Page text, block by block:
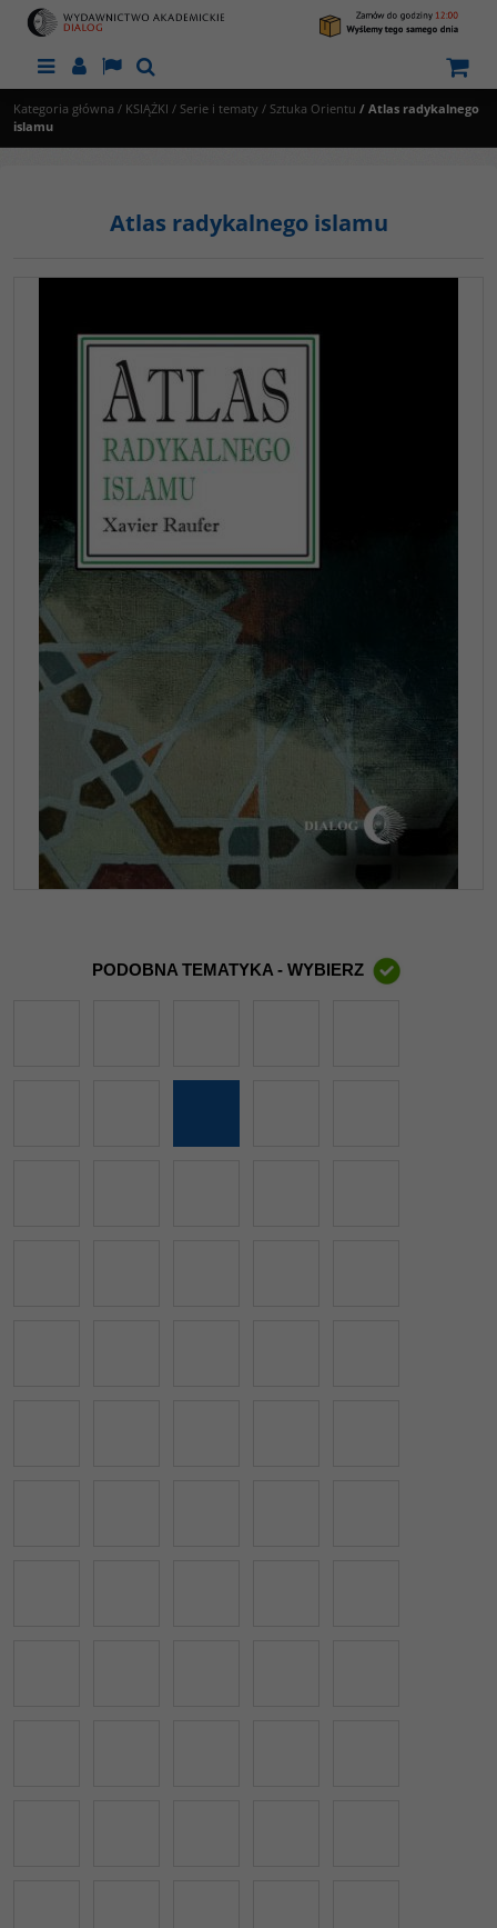
MenuPanelLangSzukaj
Kategoria główna / KSIĄŻKI / Serie i tematy / Sztuka Orientu / Atlas radykalnego
islamu
Atlas radykalnego islamu
PODOBNA TEMATYKA - WYBIERZ